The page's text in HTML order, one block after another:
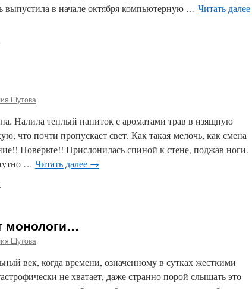
выпустила в начале октября компьютерную … Читать далее
Шутова
Налила теплый напиток с ароматами трав в изящную
что почти пропускает свет. Как такая мелочь, как смена
Поверьте!! Прислонилась спиной к стене, поджав ноги.
… Читать далее →
монологи…
Шутова
век, когда времени, означенному в сутках жесткими
не хватает, даже странно порой слышать это